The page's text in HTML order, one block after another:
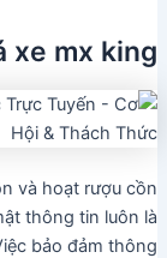
xe mx king
và hoạt rượu cồn
thông tin luôn là
bảo đảm thông